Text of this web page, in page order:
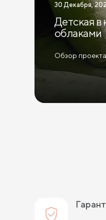
30 Декабря,
Детская в
облаками
Обзор